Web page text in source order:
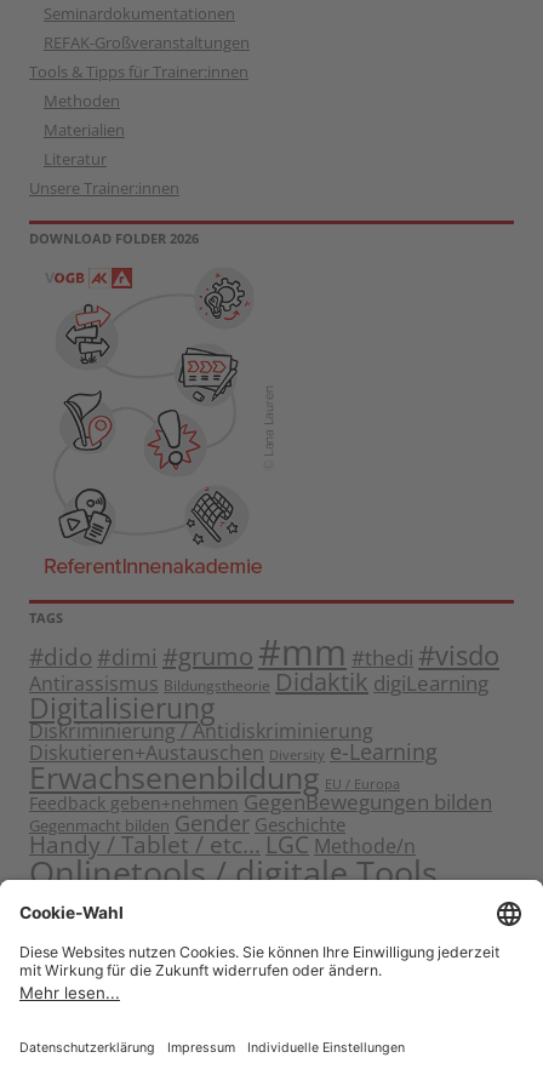
Seminardokumentationen
REFAK-Großveranstaltungen
Tools & Tipps für Trainer:innen
Methoden
Materialien
Literatur
Unsere Trainer:innen
DOWNLOAD FOLDER 2026
TAGS
#dido #dimi #grumo #mm #thedi #visdo
Antirassismus Bildungstheorie Didaktik digiLearning
Digitalisierung
Diskriminierung / Antidiskriminierung
Diskutieren+Austauschen Diversity e-Learning
Erwachsenenbildung EU / Europa
Feedback geben+nehmen GegenBewegungen bilden
Gegenmacht bilden Gender Geschichte
Handy / Tablet / etc... LGC Methode/n
Onlinetools / digitale Tools
Politische Bildung
Sensibilisieren Sichern+Verankern Solidarität
Starten+Kennenlernen Tagung
Teamentwicklung+Gruppendynamik
VideoVisualisierung Voneinander+miteinander lernen